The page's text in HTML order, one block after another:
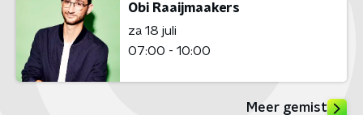
Obi Raaijmaakers
za 18 juli
07:00 - 10:00
Meer gemist